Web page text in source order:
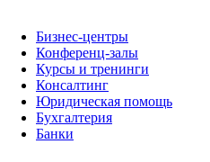
Бизнес-центры
Конференц-залы
Курсы и тренинги
Консалтинг
Юридическая помощь
Бухгалтерия
Банки